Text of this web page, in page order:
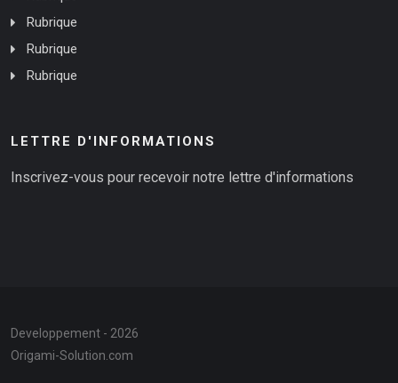
Rubrique
Rubrique
Rubrique
LETTRE D'INFORMATIONS
Inscrivez-vous pour recevoir notre lettre d'informations
Developpement - 2026
Origami-Solution.com